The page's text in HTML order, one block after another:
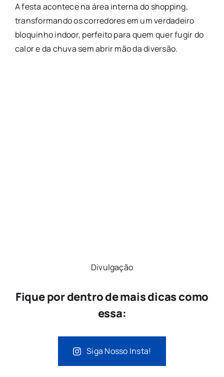
A festa acontece na área interna do shopping,
transformando os corredores em um verdadeiro
bloquinho indoor, perfeito para quem quer fugir do
calor e da chuva sem abrir mão da diversão.
Divulgação
Fique por dentro de mais dicas como
essa:
Siga Nosso Insta!